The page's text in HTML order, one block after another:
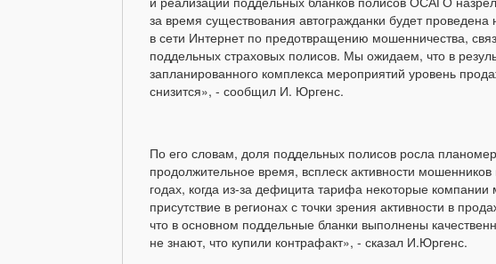
за время существования автогражданки будет проведена
в сети Интернет по предотвращению мошенничества,
поддельных страховых полисов. Мы ожидаем, что в
запланированного комплекса мероприятий уровень
снизится», - сообщил И. Юргенс.
По его словам, доля поддельных полисов росла
продолжительное время, всплеск активности
годах, когда из-за дефицита тарифа некоторые
присутствие в регионах с точки зрения активности в
что в основном поддельные бланки выполнены
не знают, что купили контрафакт», - сказал И.Юргенс.